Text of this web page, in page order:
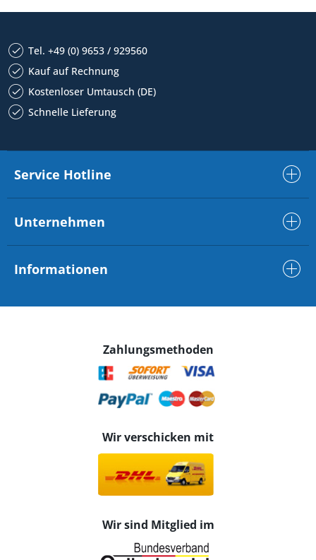
Tel. +49 (0) 9653 / 929560
Kauf auf Rechnung
Kostenloser Umtausch (DE)
Schnelle Lieferung
Service Hotline
Unternehmen
Informationen
Zahlungsmethoden
Wir verschicken mit
Wir sind Mitglied im